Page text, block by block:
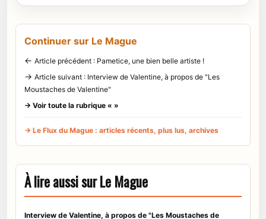
Continuer sur Le Mague
← Article précédent : Pametice, une bien belle artiste !
→ Article suivant : Interview de Valentine, à propos de "Les
Moustaches de Valentine"
→ Voir toute la rubrique « »
→ Le Flux du Mague : articles récents, plus lus, archives
À lire aussi sur Le Mague
Interview de Valentine, à propos de "Les Moustaches de